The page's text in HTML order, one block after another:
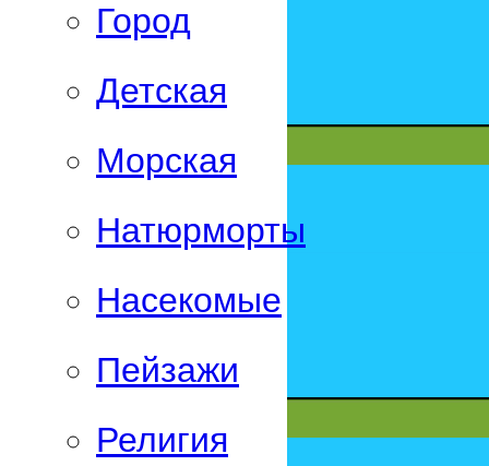
Город
Детская
Морская
Натюрморты
Насекомые
Пейзажи
Религия